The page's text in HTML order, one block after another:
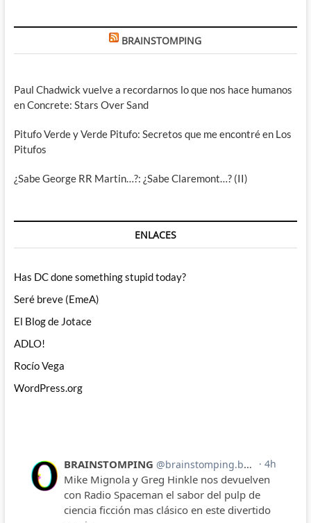
BRAINSTOMPING
Paul Chadwick vuelve a recordarnos lo que nos hace humanos
en Concrete: Stars Over Sand
Pitufo Verde y Verde Pitufo: Secretos que me encontré en Los
Pitufos
¿Sabe George RR Martin…?: ¿Sabe Claremont…? (II)
ENLACES
Has DC done something stupid today?
Seré breve (EmeA)
El Blog de Jotace
ADLO!
Rocío Vega
WordPress.org